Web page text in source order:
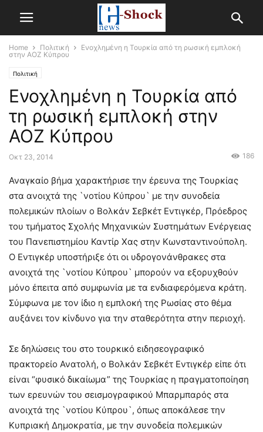
Home Πολιτική
Ενοχλημένη η Τουρκία από τη ρωσική εμπλοκή
στην ΑΟΖ Κύπρου
Πολιτική
Ενοχλημένη η Τουρκία από
τη ρωσική εμπλοκή στην
ΑΟΖ Κύπρου
Οκτ 23, 2014 186
Αναγκαίο βήμα χαρακτήρισε την έρευνα της Τουρκίας
στα ανοιχτά της `νοτίου Κύπρου` με την συνοδεία
πολεμικών πλοίων ο Βολκάν Σεβκέτ Εντιγκέρ, Πρόεδρος
του τμήματος Σχολής Μηχανικών Συστημάτων Ενέργειας
του Πανεπιστημίου Καντίρ Χας στην Κωνσταντινούπολη.
Ο Εντιγκέρ υποστήριξε ότι οι υδρογονάνθρακες στα
ανοιχτά της `νοτίου Κύπρου` μπορούν να εξορυχθούν
μόνο έπειτα από συμφωνία με τα ενδιαφερόμενα κράτη.
Σύμφωνα με τον ίδιο η εμπλοκή της Ρωσίας στο θέμα
αυξάνει τον κίνδυνο για την σταθερότητα στην περιοχή.
Σε δηλώσεις του στο τουρκικό ειδησεογραφικό
πρακτορείο Ανατολή, ο Βολκάν Σεβκέτ Εντιγκέρ είπε ότι
είναι “φυσικό δικαίωμα” της Τουρκίας η πραγματοποίηση
των ερευνών του σεισμογραφικού Μπαρμπαρός στα
ανοιχτά της `νοτίου Κύπρου`, όπως αποκάλεσε την
Κυπριακή Δημοκρατία, με την συνοδεία πολεμικών